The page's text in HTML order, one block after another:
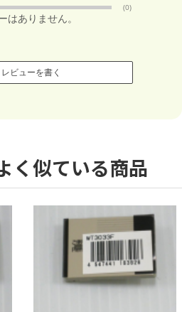
(0)
はありません。
レビューを書く
く似ている商品